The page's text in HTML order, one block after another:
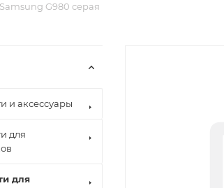
G980 серая
и аксессуары
для
для